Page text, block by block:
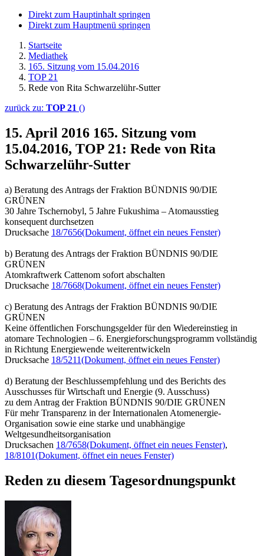
Direkt zum Hauptinhalt springen
Direkt zum Hauptmenü springen
Startseite
Mediathek
165. Sitzung vom 15.04.2016
TOP 21
Rede von Rita Schwarzelühr-Sutter
zurück zu: TOP 21 ()
15. April 2016 165. Sitzung vom
15.04.2016, TOP 21: Rede von Rita
Schwarzelühr-Sutter
a) Beratung des Antrags der Fraktion BÜNDNIS 90/DIE
GRÜNEN
30 Jahre Tschernobyl, 5 Jahre Fukushima – Atomausstieg
konsequent durchsetzen
Drucksache 18/7656(Dokument, öffnet ein neues Fenster)
b) Beratung des Antrags der Fraktion BÜNDNIS 90/DIE
GRÜNEN
Atomkraftwerk Cattenom sofort abschalten
Drucksache 18/7668(Dokument, öffnet ein neues Fenster)
c) Beratung des Antrags der Fraktion BÜNDNIS 90/DIE
GRÜNEN
Keine öffentlichen Forschungsgelder für den Wiedereinstieg in
atomare Technologien – 6. Energieforschungsprogramm vollständig
in Richtung Energiewende weiterentwickeln
Drucksache 18/5211(Dokument, öffnet ein neues Fenster)
d) Beratung der Beschlussempfehlung und des Berichts des
Ausschusses für Wirtschaft und Energie (9. Ausschuss)
zu dem Antrag der Fraktion BÜNDNIS 90/DIE GRÜNEN
Für mehr Transparenz in der Internationalen Atomenergie-
Organisation sowie eine starke und unabhängige
Weltgesundheitsorganisation
Drucksachen 18/7658(Dokument, öffnet ein neues Fenster),
18/8101(Dokument, öffnet ein neues Fenster)
Reden zu diesem Tagesordnungspunkt